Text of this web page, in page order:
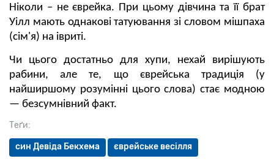
Теґи:
син Девіда Бекхема єврейське весілля
Ніколи – не єврейка. При цьому дівчина та її брат
Уілл мають однакові татуювання зі словом мішпаха
(сім'я) на івриті.
Чи цього достатньо для хупи, нехай вирішують
рабини, але те, що єврейська традиція (у
найширшому розумінні цього слова) стає модною
— безсумнівний факт.